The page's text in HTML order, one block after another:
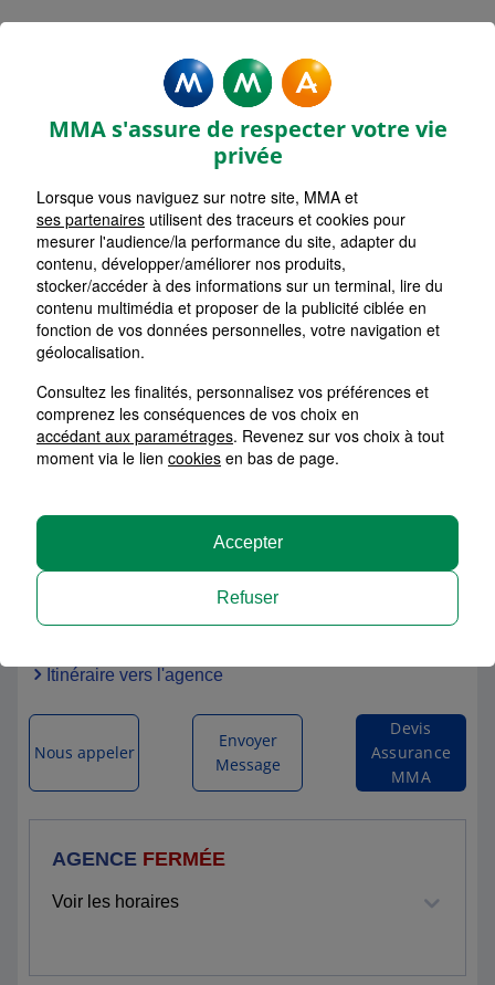
AVENUE FOCH
Accueil Assurance Nouvelle-Aquitaine Assurance Gironde (33)
SCHÜLLER & SCHÜLLER ASSURANCE
189 AVENUE DU MARECHAL FOCH
Itinéraire vers l'agence
AGENCE FERMÉE
Voir les horaires
Nous appeler
Envoyer
Message
Devis
Assurance
MMA
MMA s'assure de respecter votre vie
privée
Lorsque vous naviguez sur notre site, MMA et
ses partenaires utilisent des traceurs et cookies pour
mesurer l'audience/la performance du site, adapter du
contenu, développer/améliorer nos produits,
stocker/accéder à des informations sur un terminal, lire du
contenu multimédia et proposer de la publicité ciblée en
fonction de vos données personnelles, votre navigation et
géolocalisation.
Consultez les finalités, personnalisez vos préférences et
comprenez les conséquences de vos choix en
accédant aux paramétrages. Revenez sur vos choix à tout
moment via le lien cookies en bas de page.
Refuser
Accepter